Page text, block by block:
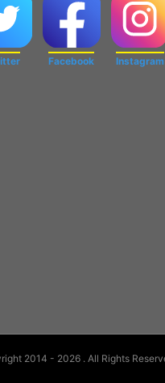
Facebook Instagram
2014 - 2026 . All Rights